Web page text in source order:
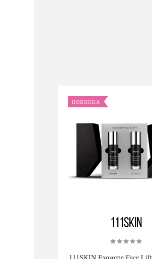
НОВИНКА
111SKIN